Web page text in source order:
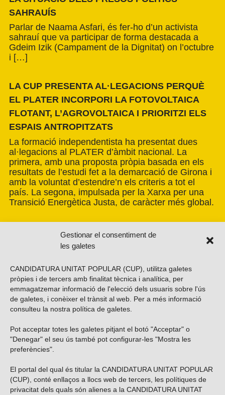
Gestionar el consentiment de
les galetes
CANDIDATURA UNITAT POPULAR (CUP), utilitza galetes
pròpies i de tercers amb finalitat tècnica i analítica, per
emmagatzemar informació de l'elecció dels usuaris sobre l'ús
de galetes, i conèixer el trànsit al web. Per a més informació
consulteu la nostra política de galetes
Pot acceptar totes les galetes pitjant el botó "Acceptar" o
"Denegar" el seu ús també pot configurar-les "Mostra les
preferències".
El portal del qual és titular la CANDIDATURA UNITAT POPULAR
(CUP), conté enllaços a llocs web de tercers, les polítiques de
privacitat dels quals són alienes a la CANDIDATURA UNITAT
SAHRAUÍS
Parlar de Naama Asfari, és fer-ho d’un activista
sahrauí que va participar de forma destacada a
Gdeim Izik (Campament de la Dignitat) on l’octubre
i […]
LA CUP PRESENTA AL·LEGACIONS PERQUÈ
EL PLATER INCORPORI LA FOTOVOLTAICA
FLOTANT, L’AGROVOLTAICA I PRIORITZI ELS
ESPAIS ANTROPITZATS
La formació independentista ha presentat dues
al·legacions al PLATER d’àmbit nacional. La
primera, amb una proposta pròpia basada en els
resultats de l’estudi fet a la demarcació de Girona i
amb la voluntat d’estendre’n els criteris a tot el
país. La segona, impulsada per la Xarxa per una
Transició Energètica Justa, de caràcter més global.
Vols subscriure’t al nostre butlletí?
ENVIAR